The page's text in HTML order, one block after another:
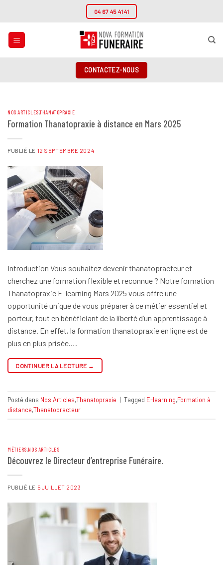
contenu
04 67 45 41 41
CONTACTEZ-NOUS
NOS ARTICLES,THANATOPRAXIE
Formation Thanatopraxie à distance en Mars 2025
PUBLIÉ LE 12 SEPTEMBRE 2024
Introduction Vous souhaitez devenir thanatopracteur et
cherchez une formation flexible et reconnue ? Notre formation
Thanatopraxie E-learning Mars 2025 vous offre une
opportunité unique de vous préparer à ce métier essentiel et
porteur, tout en bénéficiant de la liberté d’un apprentissage à
distance. En effet, la formation thanatopraxie en ligne est de
plus en plus prisée….
CONTINUER LA LECTURE →
Posté dans Nos Articles,Thanatopraxie | Tagged E-learning,Formation à
distance,Thanatopracteur
MÉTIERS,NOS ARTICLES
Découvrez le Directeur d’entreprise Funéraire.
PUBLIÉ LE 5 JUILLET 2023